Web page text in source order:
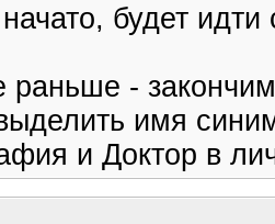
будет
раньше -
имя
и Доктор в